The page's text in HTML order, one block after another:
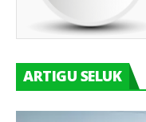
ARTIGU SELUK